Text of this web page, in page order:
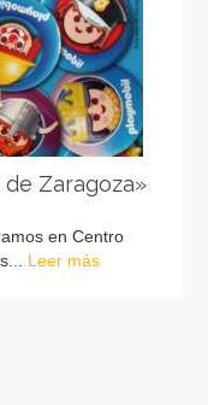
Zaragoza»
en Centro
Leer más